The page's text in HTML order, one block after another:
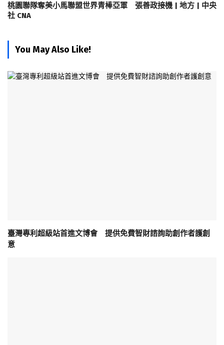
桃園聯隊奪美小馬聯盟世界青棒亞軍 張善政接機 | 地方 | 中央
社 CNA
You May Also Like!
臺灣專利超級站首進文博會 提供免費智財諮詢助創作者護創
意